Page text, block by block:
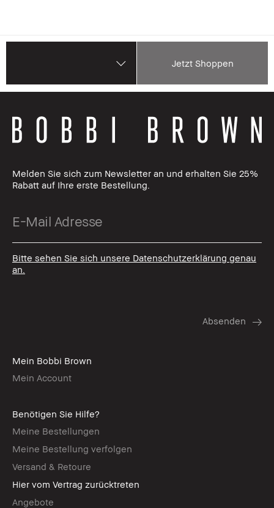
Jetzt Shoppen
Melden Sie sich zum Newsletter an und erhalten Sie 25%
Rabatt auf Ihre erste Bestellung.
Bitte sehen Sie sich unsere Datenschutzerklärung genau
an.
Mein Bobbi Brown
Mein Account
Benötigen Sie Hilfe?
Meine Bestellungen
Meine Bestellung verfolgen
Versand & Retoure
Hier vom Vertrag zurücktreten
Angebote